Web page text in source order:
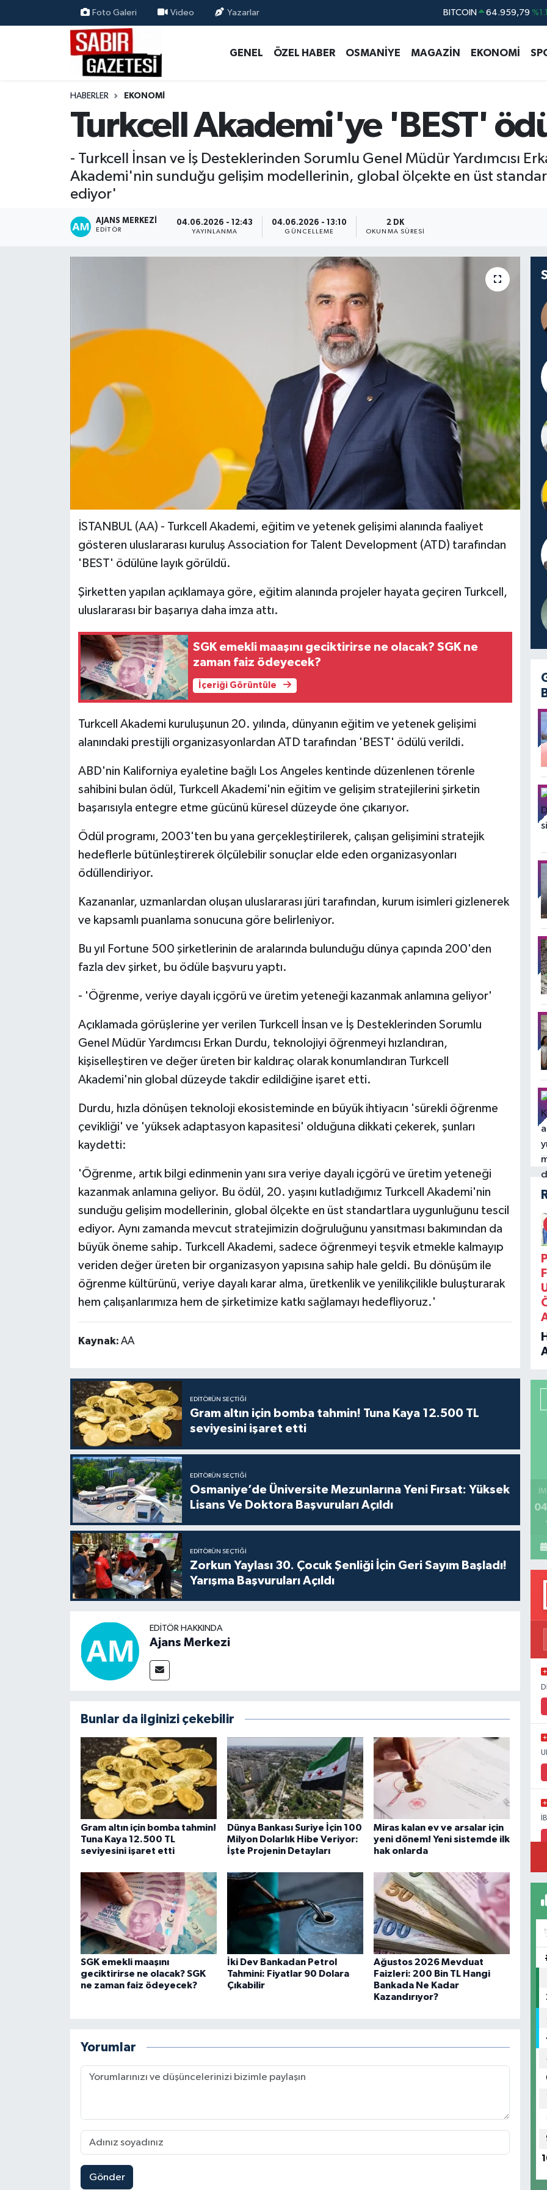
Foto Galeri Video Yazarlar DOLAR 47,7436
STERLİN 64,4811
BITCOIN 64.959,79
GENEL ÖZEL HABER OSMANİYE MAGAZİN EKONOMİ
HABERLER EKONOMI
Turkcell Akademi'ye 'BEST'
- Turkcell İnsan ve İş Desteklerinden Sorumlu Genel Müdür Yardımcısı
Akademi'nin sunduğu gelişim modellerinin, global ölçekte en üst
ediyor'
AJANS MERKEZI
EDITÖR
04.06.2026 - 12:43
YAYINLANMA
04.06.2026 - 13:10
GÜNCELLEME
2 DK
OKUNMA SÜRESI
İSTANBUL (AA) - Turkcell Akademi, eğitim ve yetenek gelişimi alanında faaliyet
gösteren uluslararası kuruluş Association for Talent Development (ATD) tarafından
'BEST' ödülüne layık görüldü.
Şirketten yapılan açıklamaya göre, eğitim alanında projeler hayata geçiren Turkcell,
uluslararası bir başarıya daha imza attı.
SGK emekli maaşını geciktirirse ne olacak? SGK ne
zaman faiz ödeyecek?
İçeriği Görüntüle
Turkcell Akademi kuruluşunun 20. yılında, dünyanın eğitim ve yetenek gelişimi
alanındaki prestijli organizasyonlardan ATD tarafından 'BEST' ödülü verildi.
ABD'nin Kaliforniya eyaletine bağlı Los Angeles kentinde düzenlenen törenle
sahibini bulan ödül, Turkcell Akademi'nin eğitim ve gelişim stratejilerini şirketin
başarısıyla entegre etme gücünü küresel düzeyde öne çıkarıyor.
Ödül programı, 2003'ten bu yana gerçekleştirilerek, çalışan gelişimini stratejik
hedeflerle bütünleştirerek ölçülebilir sonuçlar elde eden organizasyonları
ödüllendiriyor.
Kazananlar, uzmanlardan oluşan uluslararası jüri tarafından, kurum isimleri gizlenerek
ve kapsamlı puanlama sonucuna göre belirleniyor.
Bu yıl Fortune 500 şirketlerinin de aralarında bulunduğu dünya çapında 200'den
fazla dev şirket, bu ödüle başvuru yaptı.
- 'Öğrenme, veriye dayalı içgörü ve üretim yeteneği kazanmak anlamına geliyor'
Açıklamada görüşlerine yer verilen Turkcell İnsan ve İş Desteklerinden Sorumlu
Genel Müdür Yardımcısı Erkan Durdu, teknolojiyi öğrenmeyi hızlandıran,
kişiselleştiren ve değer üreten bir kaldıraç olarak konumlandıran Turkcell
Akademi'nin global düzeyde takdir edildiğine işaret etti.
Durdu, hızla dönüşen teknoloji ekosisteminde en büyük ihtiyacın 'sürekli öğrenme
çevikliği' ve 'yüksek adaptasyon kapasitesi' olduğuna dikkati çekerek, şunları
kaydetti:
'Öğrenme, artık bilgi edinmenin yanı sıra veriye dayalı içgörü ve üretim yeteneği
kazanmak anlamına geliyor. Bu ödül, 20. yaşını kutladığımız Turkcell Akademi'nin
sunduğu gelişim modellerinin, global ölçekte en üst standartlara uygunluğunu tescil
ediyor. Aynı zamanda mevcut stratejimizin doğruluğunu yansıtması bakımından da
büyük öneme sahip. Turkcell Akademi, sadece öğrenmeyi teşvik etmekle kalmayıp
veriden değer üreten bir organizasyon yapısına sahip hale geldi. Bu dönüşüm ile
öğrenme kültürünü, veriye dayalı karar alma, üretkenlik ve yenilikçilikle buluşturarak
hem çalışanlarımıza hem de şirketimize katkı sağlamayı hedefliyoruz.'
Kaynak: AA
EDITÖRÜN SEÇTIĞI
Gram altın için bomba tahmin! Tuna Kaya 12.500 TL
seviyesini işaret etti
EDITÖRÜN SEÇTIĞI
Osmaniye’de Üniversite Mezunlarına Yeni Fırsat: Yüksek
Lisans Ve Doktora Başvuruları Açıldı
EDITÖRÜN SEÇTIĞI
Zorkun Yaylası 30. Çocuk Şenliği İçin Geri Sayım Başladı!
Yarışma Başvuruları Açıldı
EDITÖR HAKKINDA
Ajans Merkezi
Bunlar da ilginizi çekebilir
Gram altın için bomba tahmin!
Tuna Kaya 12.500 TL
seviyesini işaret etti
Dünya Bankası Suriye İçin 100
Milyon Dolarlık Hibe Veriyor:
İşte Projenin Detayları
Miras kalan ev ve arsalar için
yeni dönem! Yeni sistemde ilk
hak onlarda
SGK emekli maaşını
geciktirirse ne olacak? SGK
ne zaman faiz ödeyecek?
İki Dev Bankadan Petrol
Tahmini: Fiyatlar 90 Dolara
Çıkabilir
Ağustos 2026 Mevduat
Faizleri: 200 Bin TL Hangi
Bankada Ne Kadar
Kazandırıyor?
Yorumlar
Gönder
ÖZEL HABER
MAGAZİN
EKONOMİ
RESMİ İLANLAR
Osmaniye Nöbetçi Eczaneler
Osmaniye Hava Durumu
Süper Lig Puan Durumu ve Fikstür
Tüm Manşetler
Son Dakika Haberleri
Haber Arşivi